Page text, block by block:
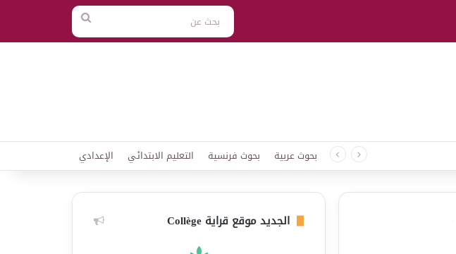
بحث
عن
بحوث عربية بحوث فرنسية التعليم الابتدائي الإعدادي
الجديد موقع قراية Collège